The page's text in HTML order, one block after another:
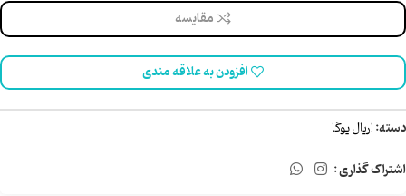
مقایسه
افزودن به علاقه مندی
دسته:اریال یوگا
اشتراک گذاری :